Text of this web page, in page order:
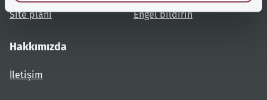
Site planı Engel bildirin
Hakkımızda
İletişim